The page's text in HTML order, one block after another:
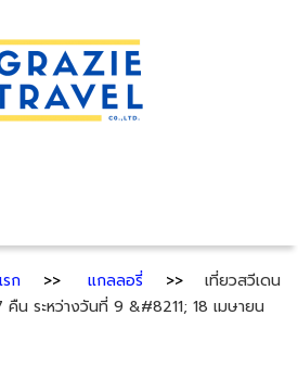
ก แกลลอรี่
เที่ยวสวีเดน
คืน ระหว่างวันที่ 9 &#8211; 18 เมษายน